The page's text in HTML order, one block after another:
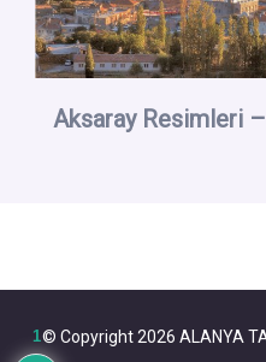
Aksaray Resimleri
© Copyright 2026 ALANYA
1